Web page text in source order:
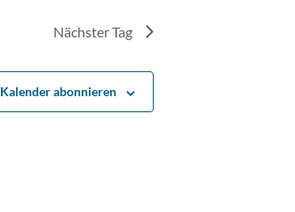
Nächster Tag
Kalender abonnieren